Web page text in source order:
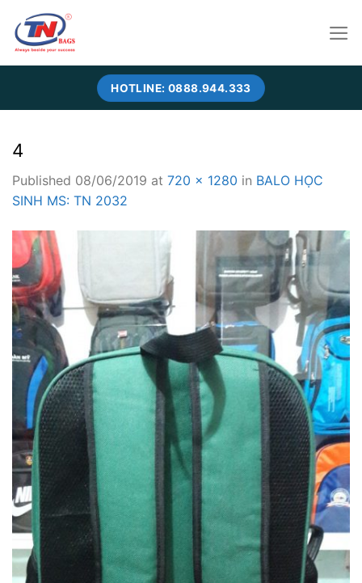
content
HOTLINE: 0888.944.333
4
Published 08/06/2019 at 720 × 1280 in BALO HỌC
SINH MS: TN 2032